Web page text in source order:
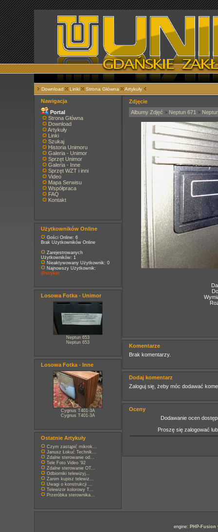
Download Linki Strona Główna Artykuły
Nawigacja
Portal
Strona Główna
Download
Artykuły
Linki
Szukaj
Historia Unimoru
Galeria - Unimor
Sprzęt Unimor
Galeria - Inne
Sprzęt WZT i inni
Video
Mapa Serwisu
Współpraca
FAQ
Kontakt
Użytkowników Online
Gości Online: 6
Brak Użytkowników Online
Zarejestrowanych
Użytkowników: 1
Nieaktywowany Użytkownik: 0
Najnowszy Użytkownik:
@stryker
Losowa Fotka - Unimor
Neptun 653
Neptun 653
Losowa Fotka - Inne
Cygnus T401-3A
Cygnus T401-3A
Ostatnie Artykuły
Czym zastąpić mikrok...
Janusz Łokuć Technik...
Zdalne sterowanie od...
Tele Foto Video '92
Zdalne sterowanie OT...
Odbiorniki telewizyj...
Zanim kupisz telewiz...
Uwagi o konstrukcji ...
Telewizor kolorowy T...
Przeróbka sterownika...
Zdjęcie
Albumy Zdjęć > Neptun 671 >
Komentarze
Brak komentarzy.
Dodaj komentarz
Zaloguj się, żeby móc dodawać
Oceny
Dodawanie ocen
Proszę się zalogować
engine: PHP-Fusion